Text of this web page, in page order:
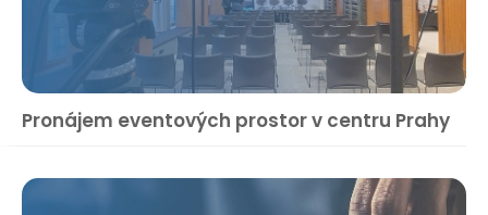
Pronájem eventových prostor v centru Prahy